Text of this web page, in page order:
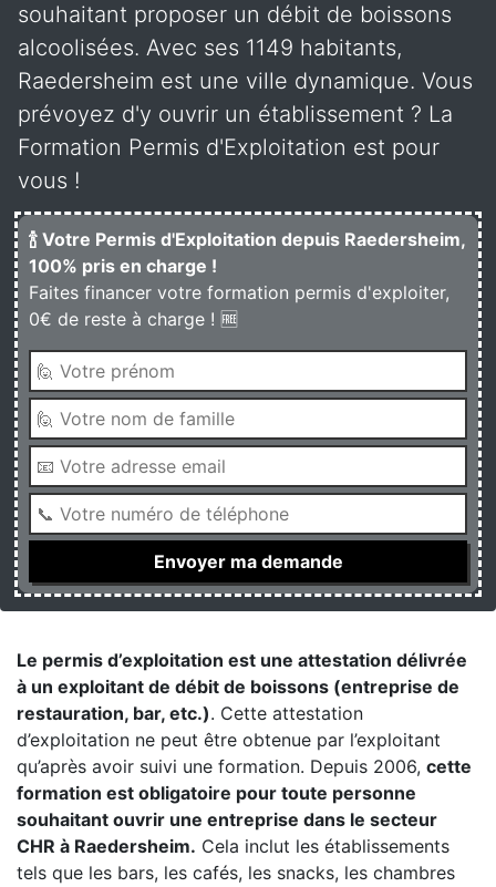
souhaitant proposer un débit de boissons
alcoolisées. Avec ses 1149 habitants,
Raedersheim est une ville dynamique. Vous
prévoyez d'y ouvrir un établissement ? La
Formation Permis d'Exploitation est pour
vous !
🍾 Votre Permis d'Exploitation depuis Raedersheim,
100% pris en charge !
Faites financer votre formation permis d'exploiter,
0€ de reste à charge ! 🆓
Le permis d’exploitation est une attestation délivrée
à un exploitant de débit de boissons (entreprise de
restauration, bar, etc.). Cette attestation
d’exploitation ne peut être obtenue par l’exploitant
qu’après avoir suivi une formation. Depuis 2006, cette
formation est obligatoire pour toute personne
souhaitant ouvrir une entreprise dans le secteur
CHR à Raedersheim. Cela inclut les établissements
tels que les bars, les cafés, les snacks, les chambres